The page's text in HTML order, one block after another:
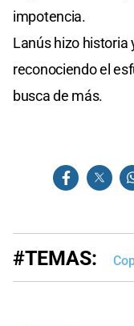
impotencia.
Lanús hizo historia
reconociendo el
busca de más.
#TEMAS: